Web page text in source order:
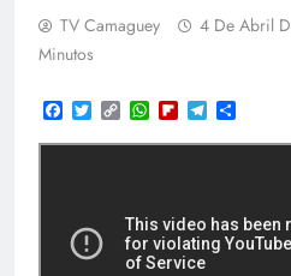
TV Camaguey 4 De Abril
Minutos
Facebook
TwitterCopy
Link
WhatsApp
FlipboardTelegram